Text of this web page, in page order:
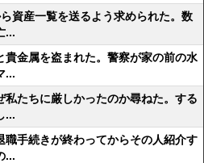
資産一覧を送るよう求められた。数
...
貴金属を盗まれた。警察が家の前の水
...
たちに厳しかったのか尋ねた。する
...
手続きが終わってからその人紹介す
...